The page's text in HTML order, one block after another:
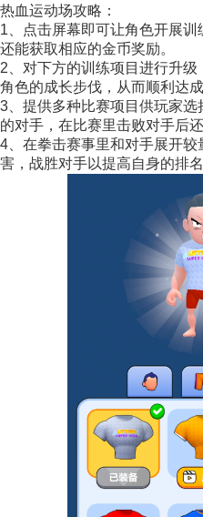
热血运动场攻略：
1、点击屏幕即可让角色开展训
还能获取相应的金币奖励。
2、对下方的训练项目进行升
角色的成长步伐，从而顺利达成
3、提供多种比赛项目供玩家
的对手，在比赛里击败对手后
4、在拳击赛事里和对手展开
害，战胜对手以提高自身的排名